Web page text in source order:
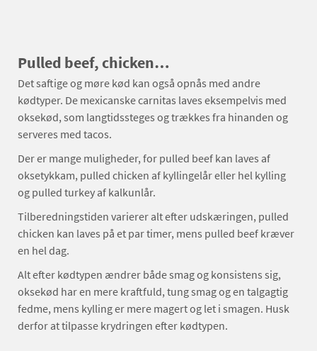
Pulled beef, chicken…
Det saftige og møre kød kan også opnås med andre
kødtyper. De mexicanske carnitas laves eksempelvis med
oksekød, som langtidssteges og trækkes fra hinanden og
serveres med tacos.
Der er mange muligheder, for pulled beef kan laves af
oksetykkam, pulled chicken af kyllingelår eller hel kylling
og pulled turkey af kalkunlår.
Tilberedningstiden varierer alt efter udskæringen, pulled
chicken kan laves på et par timer, mens pulled beef kræver
en hel dag.
Alt efter kødtypen ændrer både smag og konsistens sig,
oksekød har en mere kraftfuld, tung smag og en talgagtig
fedme, mens kylling er mere magert og let i smagen. Husk
derfor at tilpasse krydringen efter kødtypen.